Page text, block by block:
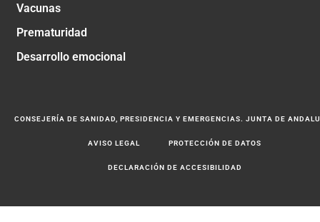
Vacunas
Prematuridad
Desarrollo emocional
CONSEJERÍA DE SANIDAD, PRESIDENCIA Y EMERGENCIAS. JUNTA DE
AVISO LEGAL PROTECCIÓN DE DATOS
DECLARACIÓN DE ACCESIBILIDAD